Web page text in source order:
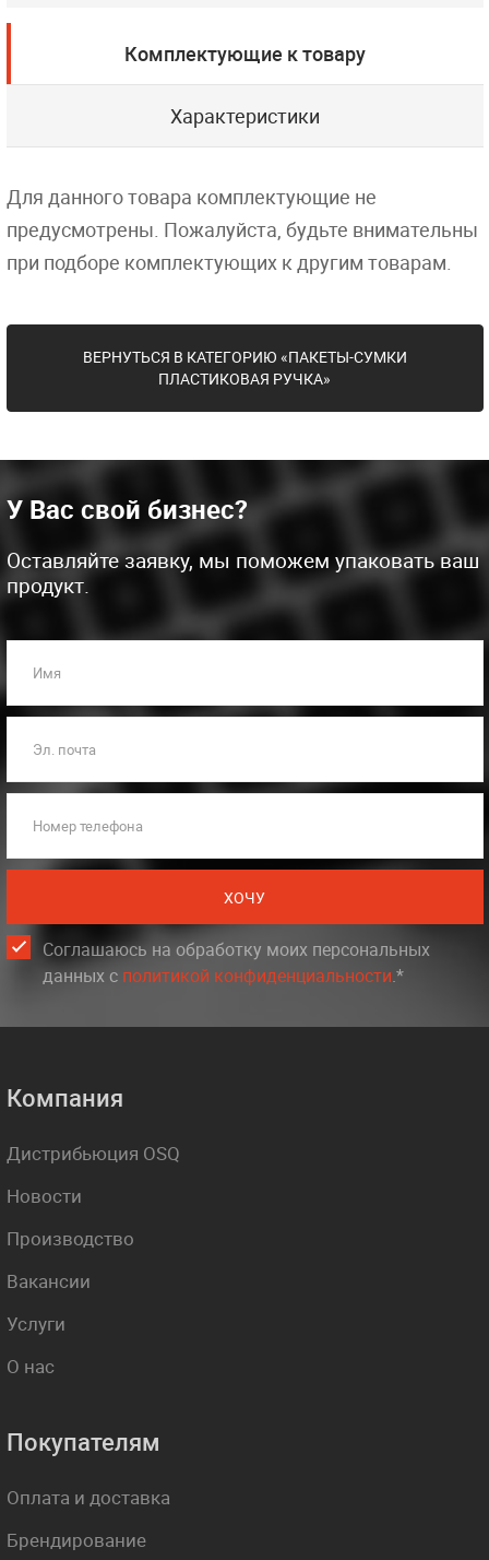
Комплектующие к товару
Характеристики
Для данного товара комплектующие не
предусмотрены. Пожалуйста, будьте внимательны
при подборе комплектующих к другим товарам.
ВЕРНУТЬСЯ В КАТЕГОРИЮ «ПАКЕТЫ-СУМКИ
ПЛАСТИКОВАЯ РУЧКА»
У Вас свой бизнес?
Оставляйте заявку, мы поможем упаковать ваш
продукт.
Имя
Эл. почта
Номер телефона
ХОЧУ
Соглашаюсь на обработку моих персональных
данных c политикой конфиденциальности.*
Компания
Дистрибьюция OSQ
Новости
Производство
Вакансии
Услуги
О нас
Покупателям
Оплата и доставка
Брендирование